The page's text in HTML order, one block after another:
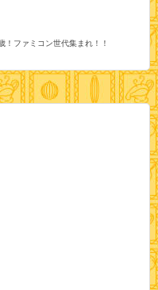
ファミコン世代集まれ！！